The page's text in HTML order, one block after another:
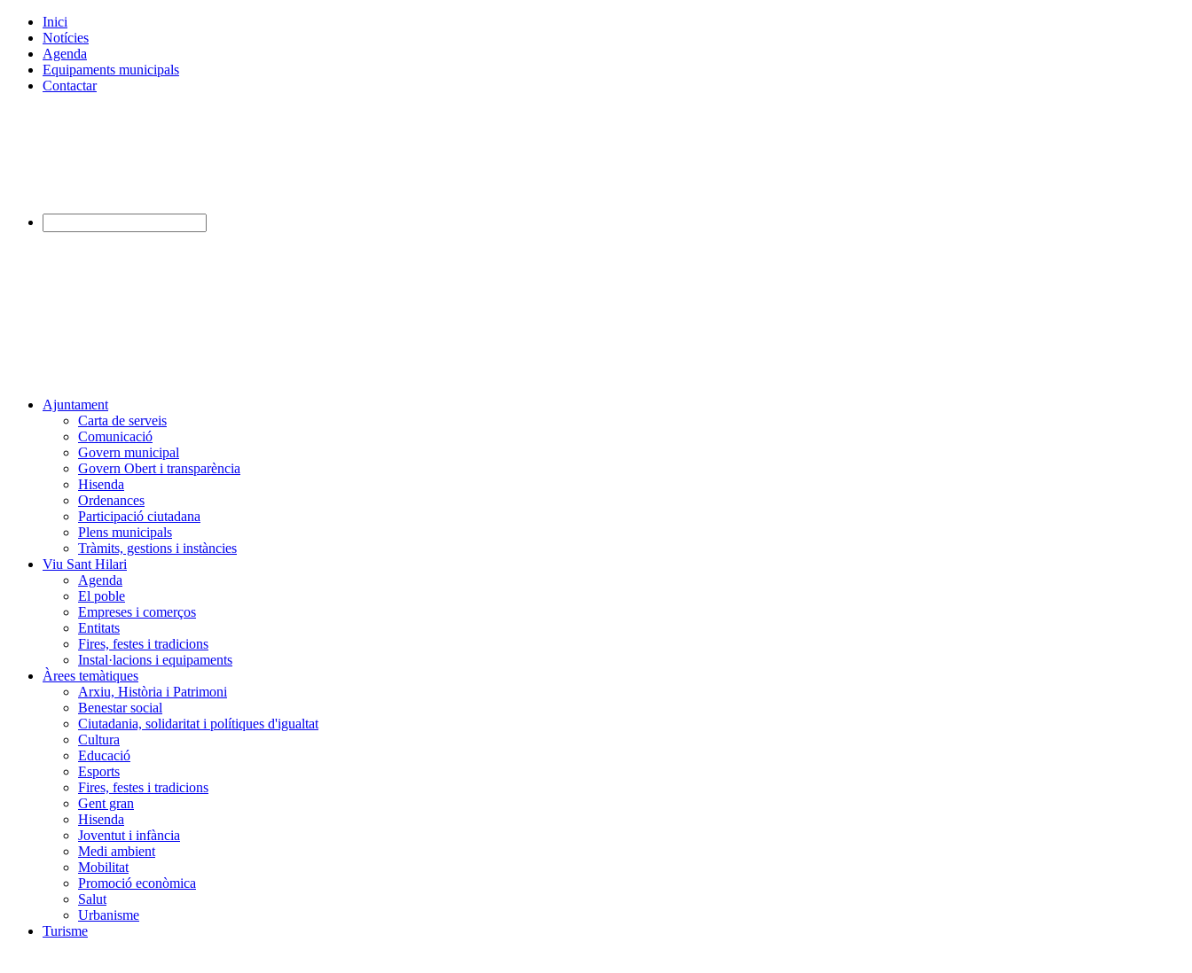
Inici
Notícies
Agenda
Equipaments municipals
Contactar
Ajuntament
Carta de serveis
Comunicació
Govern municipal
Govern Obert i transparència
Hisenda
Ordenances
Participació ciutadana
Plens municipals
Tràmits, gestions i instàncies
Viu Sant Hilari
Agenda
El poble
Empreses i comerços
Entitats
Fires, festes i tradicions
Instal·lacions i equipaments
Àrees temàtiques
Arxiu, Història i Patrimoni
Benestar social
Ciutadania, solidaritat i polítiques d'igualtat
Cultura
Educació
Esports
Fires, festes i tradicions
Gent gran
Hisenda
Joventut i infància
Medi ambient
Mobilitat
Promoció econòmica
Salut
Urbanisme
Turisme